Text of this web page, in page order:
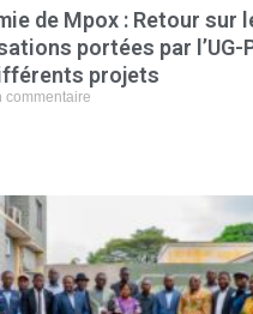
de Mpox : Retour sur
portées par l’UG-
projets
commentaire